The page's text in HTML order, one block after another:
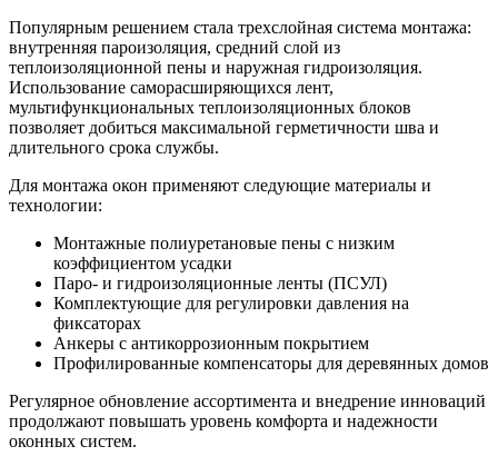
Популярным решением стала трехслойная система монтажа:
внутренняя пароизоляция, средний слой из
теплоизоляционной пены и наружная гидроизоляция.
Использование саморасширяющихся лент,
мультифункциональных теплоизоляционных блоков
позволяет добиться максимальной герметичности шва и
длительного срока службы.
Для монтажа окон применяют следующие материалы и
технологии:
Монтажные полиуретановые пены с низким
коэффициентом усадки
Паро- и гидроизоляционные ленты (ПСУЛ)
Комплектующие для регулировки давления на
фиксаторах
Анкеры с антикоррозионным покрытием
Профилированные компенсаторы для деревянных домов
Регулярное обновление ассортимента и внедрение инноваций
продолжают повышать уровень комфорта и надежности
оконных систем.